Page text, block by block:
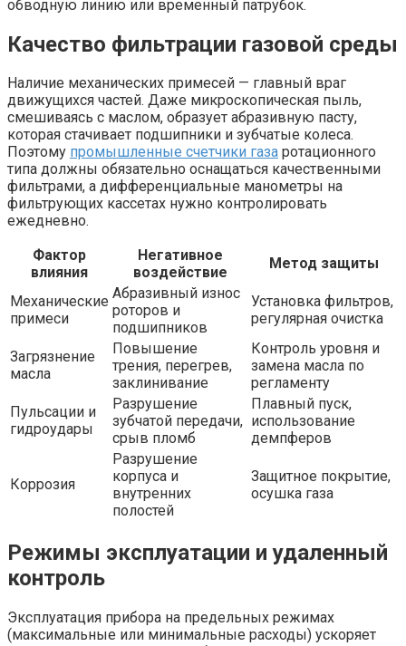
обводную линию или временный патрубок.
Качество фильтрации газовой среды
Наличие механических примесей — главный враг
движущихся частей. Даже микроскопическая пыль,
смешиваясь с маслом, образует абразивную пасту,
которая стачивает подшипники и зубчатые колеса.
Поэтому промышленные счетчики газа ротационного
типа должны обязательно оснащаться качественными
фильтрами, а дифференциальные манометры на
фильтрующих кассетах нужно контролировать
ежедневно.
Фактор
влияния
Негативное
воздействие
Метод защиты
Механические
примеси
Абразивный износ
роторов и
подшипников
Установка фильтров,
регулярная очистка
Загрязнение
масла
Повышение
трения, перегрев,
заклинивание
Контроль уровня и
замена масла по
регламенту
Пульсации и
гидроудары
Разрушение
зубчатой передачи,
срыв пломб
Плавный пуск,
использование
демпферов
Коррозия
Разрушение
корпуса и
внутренних
полостей
Защитное покрытие,
осушка газа
Режимы эксплуатации и удаленный
контроль
Эксплуатация прибора на предельных режимах
(максимальные или минимальные расходы) ускоряет